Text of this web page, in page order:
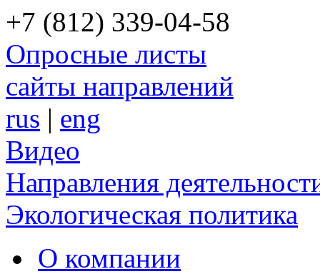
+7 (812) 339-04-58
Опросные листы
сайты направлений
rus | eng
Видео
Направления
Экологическая политика
О компании